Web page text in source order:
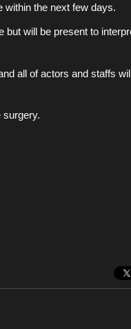
within the next few days.
will be present to
all of actors and staffs
surgery.